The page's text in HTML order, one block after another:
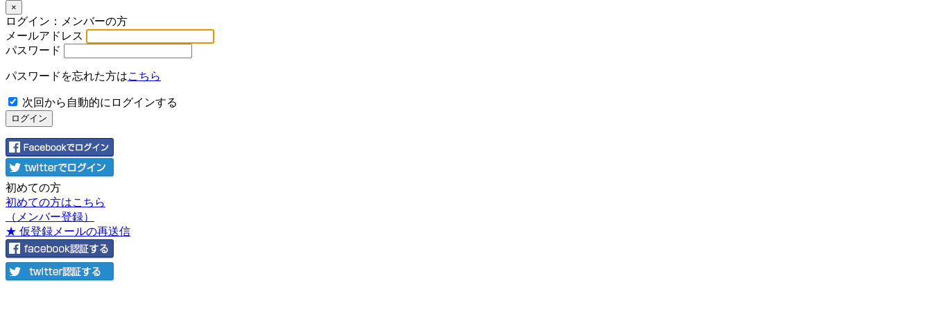
×
ログイン：メンバーの方
メールアドレス
パスワード
パスワードを忘れた方はこちら
次回から自動的にログインする
初めての方
初めての方はこちら
（メンバー登録）
★ 仮登録メールの再送信